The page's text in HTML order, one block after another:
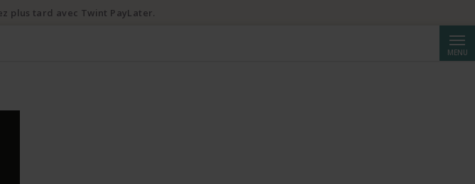
MENU
plus tard avec Twint PayLater.